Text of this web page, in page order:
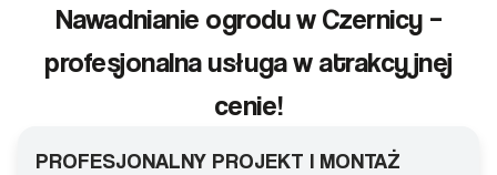
Nawadnianie ogrodu w Czernicy –
profesjonalna usługa w atrakcyjnej
cenie!
PROFESJONALNY PROJEKT I MONTAŻ